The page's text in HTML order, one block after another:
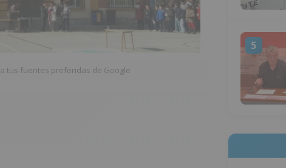
a tus fuentes preferidas de Google
5